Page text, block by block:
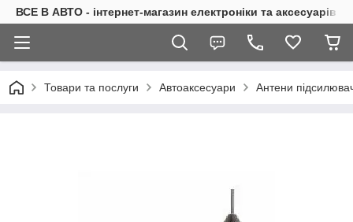
ВСЕ В АВТО - інтернет-магазин електроніки та аксесуарів в
Товари та послуги Автоаксесуари Антени